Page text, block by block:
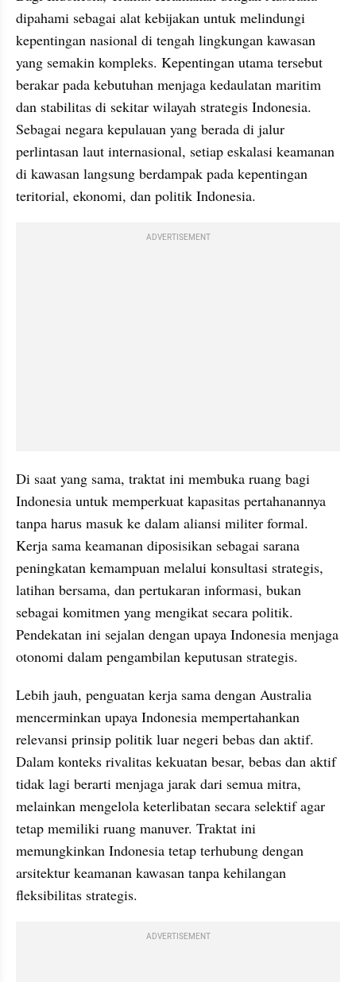
dipahami sebagai alat kebijakan untuk melindungi
kepentingan nasional di tengah lingkungan kawasan
yang semakin kompleks. Kepentingan utama tersebut
berakar pada kebutuhan menjaga kedaulatan maritim
dan stabilitas di sekitar wilayah strategis Indonesia.
Sebagai negara kepulauan yang berada di jalur
perlintasan laut internasional, setiap eskalasi keamanan
di kawasan langsung berdampak pada kepentingan
teritorial, ekonomi, dan politik Indonesia.
ADVERTISEMENT
Di saat yang sama, traktat ini membuka ruang bagi
Indonesia untuk memperkuat kapasitas pertahanannya
tanpa harus masuk ke dalam aliansi militer formal.
Kerja sama keamanan diposisikan sebagai sarana
peningkatan kemampuan melalui konsultasi strategis,
latihan bersama, dan pertukaran informasi, bukan
sebagai komitmen yang mengikat secara politik.
Pendekatan ini sejalan dengan upaya Indonesia menjaga
otonomi dalam pengambilan keputusan strategis.
Lebih jauh, penguatan kerja sama dengan Australia
mencerminkan upaya Indonesia mempertahankan
relevansi prinsip politik luar negeri bebas dan aktif.
Dalam konteks rivalitas kekuatan besar, bebas dan aktif
tidak lagi berarti menjaga jarak dari semua mitra,
melainkan mengelola keterlibatan secara selektif agar
tetap memiliki ruang manuver. Traktat ini
memungkinkan Indonesia tetap terhubung dengan
arsitektur keamanan kawasan tanpa kehilangan
fleksibilitas strategis.
ADVERTISEMENT